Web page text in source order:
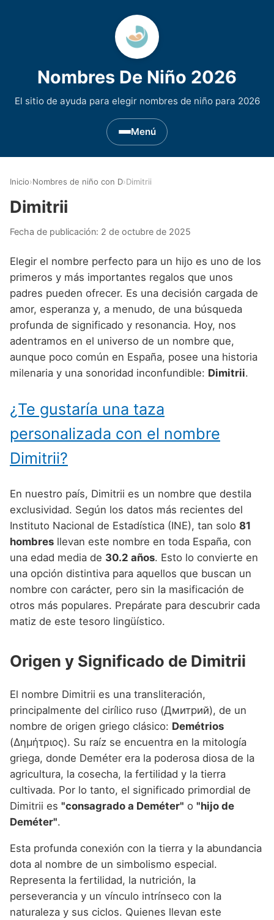
Nombres De Niño 2026
El sitio de ayuda para elegir nombres de niño para 2026
Menú
Nombres de niño que empiezan por D
Nombres de niño que empiezan por E
Nombres de niño que empiezan por F
Nombres de niño que empiezan por G
Nombres de niño que empiezan por H
Nombres de niño que empiezan por J
Nombres de niño que empiezan por K
Nombres de niño que empiezan por L
Nombres de niño que empiezan por N
Nombres de niño que empiezan por O
Nombres de niño que empiezan por P
Nombres de niño que empiezan por Q
Nombres de niño que empiezan por R
Nombres de niño que empiezan por S
Nombres de niño que empiezan por U
Nombres de niño que empiezan por V
Nombres de niño que empiezan por W
Nombres de niño que empiezan por X
Nombres de niño que empiezan por Y
Nombres de niño que empiezan por Z
Nombres de Niño Asturianos
Nombres de Niño Baleares
Nombres de Niño Canarios
Nombres de Niño Cantabros
Nombres de Niño Castellanos
Nombres de Niño Extremeños
Nombres de Niño Gallegos
Nombres de Niño Navarros
Nombres de Niño Riojanos
Nombres de Niño Valencianos
Nombres de Niño Vascos
Nombres de Niño Celtas
Nombres de Niño Egipcios
Nombres de Niño Griegos
Nombres de Niño Mitologicos
Nombres de Niño Romanos
Nombres de Niño Alemanes
Nombres de Niño Americanos
Nombres de Niño Arabes
Nombres de Niño Chinos
Nombres de Niño Franceses
Nombres de Niño Ingleses
Nombres de Niño Italianos
Nombres de Niño Judíos
Nombres de Niño Marroquíes
Nombres de Niño Portugueses
Nombres de Niño Rumanos
Nombres de Niño Rusos
Nombres de Niño Suecos
Buscar
Inicio›Nombres de niño con D›Dimitrii
Dimitrii
Fecha de publicación: 2 de octubre de 2025
Elegir el nombre perfecto para un hijo es uno de los
primeros y más importantes regalos que unos
padres pueden ofrecer. Es una decisión cargada de
amor, esperanza y, a menudo, de una búsqueda
profunda de significado y resonancia. Hoy, nos
adentramos en el universo de un nombre que,
aunque poco común en España, posee una historia
milenaria y una sonoridad inconfundible: Dimitrii.
¿Te gustaría una taza
personalizada con el nombre
Dimitrii?
En nuestro país, Dimitrii es un nombre que destila
exclusividad. Según los datos más recientes del
Instituto Nacional de Estadística (INE), tan solo 81
hombres llevan este nombre en toda España, con
una edad media de 30.2 años. Esto lo convierte en
una opción distintiva para aquellos que buscan un
nombre con carácter, pero sin la masificación de
otros más populares. Prepárate para descubrir cada
matiz de este tesoro lingüístico.
Origen y Significado de Dimitrii
El nombre Dimitrii es una transliteración,
principalmente del cirílico ruso (Дмитрий), de un
nombre de origen griego clásico: Demétrios
(Δημήτριος). Su raíz se encuentra en la mitología
griega, donde Deméter era la poderosa diosa de la
agricultura, la cosecha, la fertilidad y la tierra
cultivada. Por lo tanto, el significado primordial de
Dimitrii es "consagrado a Deméter" o "hijo de
Deméter".
Esta profunda conexión con la tierra y la abundancia
dota al nombre de un simbolismo especial.
Representa la fertilidad, la nutrición, la
perseverancia y un vínculo intrínseco con la
naturaleza y sus ciclos. Quienes llevan este